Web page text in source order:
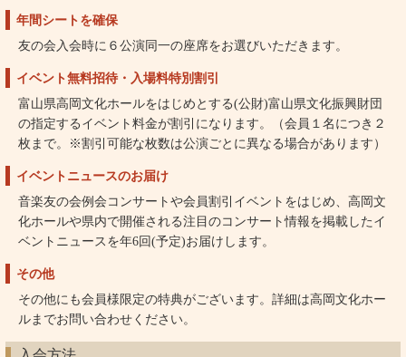
年間シートを確保
友の会入会時に６公演同一の座席をお選びいただきます。
イベント無料招待・入場料特別割引
富山県高岡文化ホールをはじめとする(公財)富山県文化振興財団
の指定するイベント料金が割引になります。（会員１名につき２
枚まで。※割引可能な枚数は公演ごとに異なる場合があります）
イベントニュースのお届け
音楽友の会例会コンサートや会員割引イベントをはじめ、高岡文
化ホールや県内で開催される注目のコンサート情報を掲載したイ
ベントニュースを年6回(予定)お届けします。
その他
その他にも会員様限定の特典がございます。詳細は高岡文化ホー
ルまでお問い合わせください。